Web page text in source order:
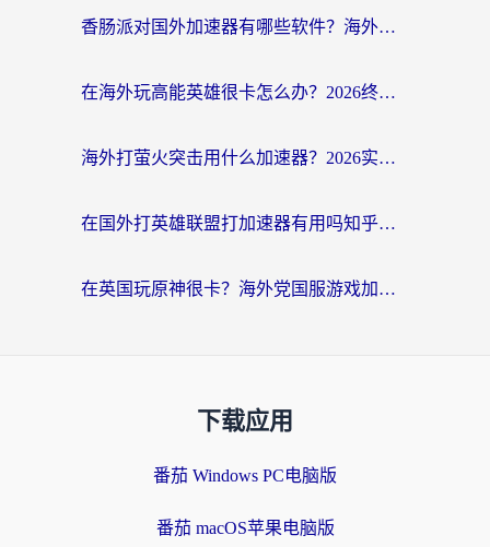
香肠派对国外加速器有哪些软件？海外玩家国服畅玩终极指南（附实测推荐）
在海外玩高能英雄很卡怎么办？2026终极指南帮你告别延迟卡顿
海外打萤火突击用什么加速器？2026实测靠谱方案+多游戏适配指南
在国外打英雄联盟打加速器有用吗知乎？海外玩家亲测：选对工具比什么都重要
在英国玩原神很卡？海外党国服游戏加速终极指南（附实测有效方案）
下载应用
番茄 Windows PC电脑版
番茄 macOS苹果电脑版